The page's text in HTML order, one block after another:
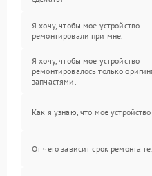
Я хочу, чтобы мое устройство
ремонтировали при мне.
Я хочу, чтобы мое устройство
ремонтировалось только
запчастями.
Как я узнаю, что мое устройство
От чего зависит срок ремонта